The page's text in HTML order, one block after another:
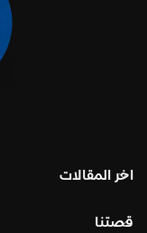
اخر المقالات
قصتنا